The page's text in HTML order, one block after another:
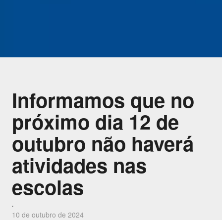
Informamos que no
próximo dia 12 de
outubro não haverá
atividades nas
escolas
.
10 de outubro de 2024